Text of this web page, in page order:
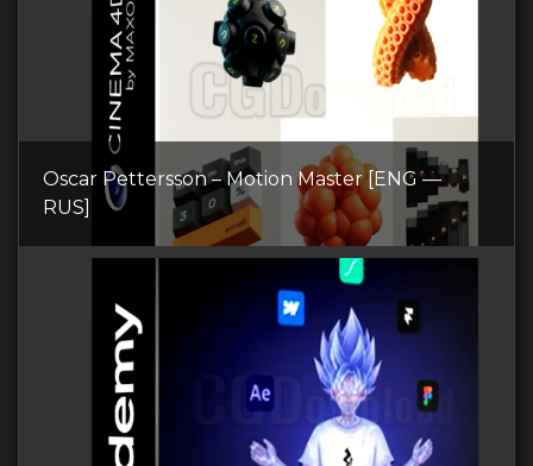
Oscar Pettersson – Motion Master [ENG —
RUS]